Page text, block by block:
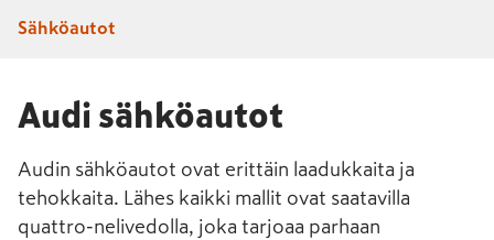
Sähköautot
Audi sähköautot
Audin sähköautot ovat erittäin laadukkaita ja
tehokkaita. Lähes kaikki mallit ovat saatavilla
quattro-nelivedolla, joka tarjoaa parhaan